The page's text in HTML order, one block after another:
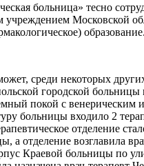
больница»
Московской
образование.
среди некоторых
городской
покой с венерическим
больницы входило 2
отделение
а отделение возглавила
Краевой больницы по